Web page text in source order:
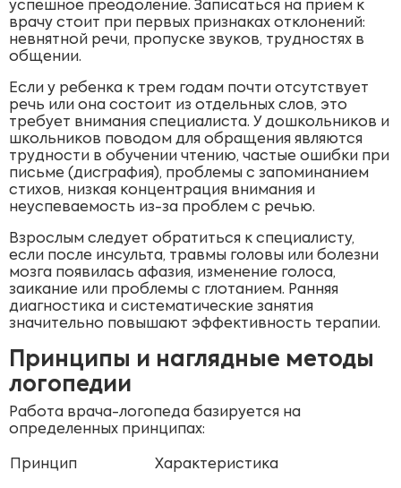
успешное преодоление. Записаться на прием к
врачу стоит при первых признаках отклонений:
невнятной речи, пропуске звуков, трудностях в
общении.
Если у ребенка к трем годам почти отсутствует
речь или она состоит из отдельных слов, это
требует внимания специалиста. У дошкольников и
школьников поводом для обращения являются
трудности в обучении чтению, частые ошибки при
письме (дисграфия), проблемы с запоминанием
стихов, низкая концентрация внимания и
неуспеваемость из-за проблем с речью.
Взрослым следует обратиться к специалисту,
если после инсульта, травмы головы или болезни
мозга появилась афазия, изменение голоса,
заикание или проблемы с глотанием. Ранняя
диагностика и систематические занятия
значительно повышают эффективность терапии.
Принципы и наглядные методы
логопедии
Работа врача-логопеда базируется на
определенных принципах:
Принцип Характеристика